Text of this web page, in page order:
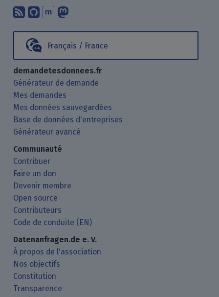
Abonnez-vous à notre blog en
Nous trouver sur GitHub.
Échanger avec nous via Matrix.
Français / France
demandetesdonnees.fr
Générateur de demande
Mes demandes
Mes données sauvegardées
Base de données d'entreprises
Générateur avancé
Communauté
Contribuer
Faire un don
Devenir membre
Open source
Contributeurs
Code de conduite (EN)
Datenanfragen.de e. V.
À propos de l'association
Nos objectifs
Constitution
Transparence